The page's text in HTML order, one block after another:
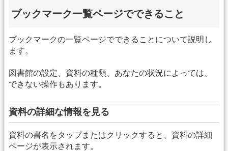
ブックマーク一覧ページでできること
ブックマークの一覧ページでできることについて説明し
ます。
図書館の設定、資料の種類、あなたの状況によっては、
できない操作もあります。
資料の詳細な情報を見る
資料の書名をタップまたはクリックすると、資料の詳細
ページが表示されます。